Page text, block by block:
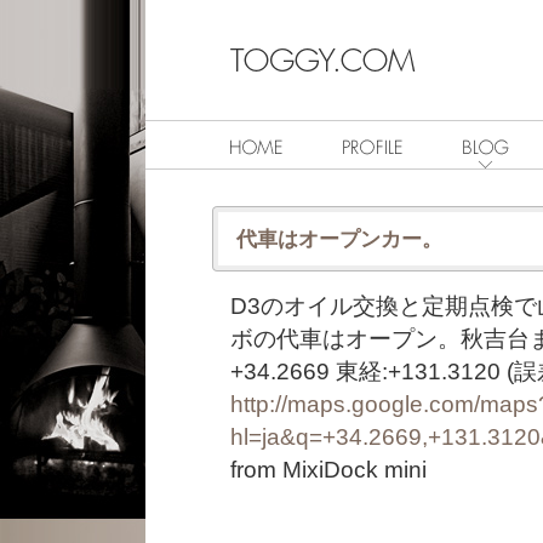
代車はオープンカー。
D3のオイル交換と定期点検
ボの代車はオープン。秋吉
+34.2669 東経:+131.3120 (
http://maps.google.com/
from MixiDock mini